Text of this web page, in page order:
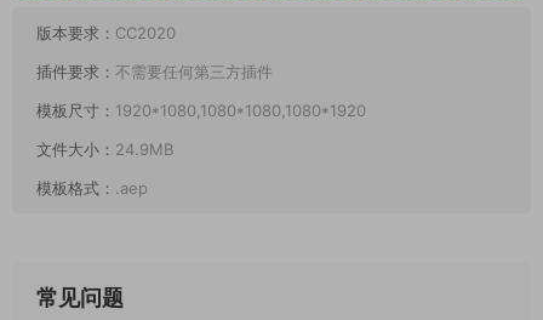
版本要求： CC2020
插件要求： 不需要任何第三方插件
模板尺寸： 1920*1080,1080*1080,1080*1920
文件大小： 24.9MB
模板格式： .aep
常见问题